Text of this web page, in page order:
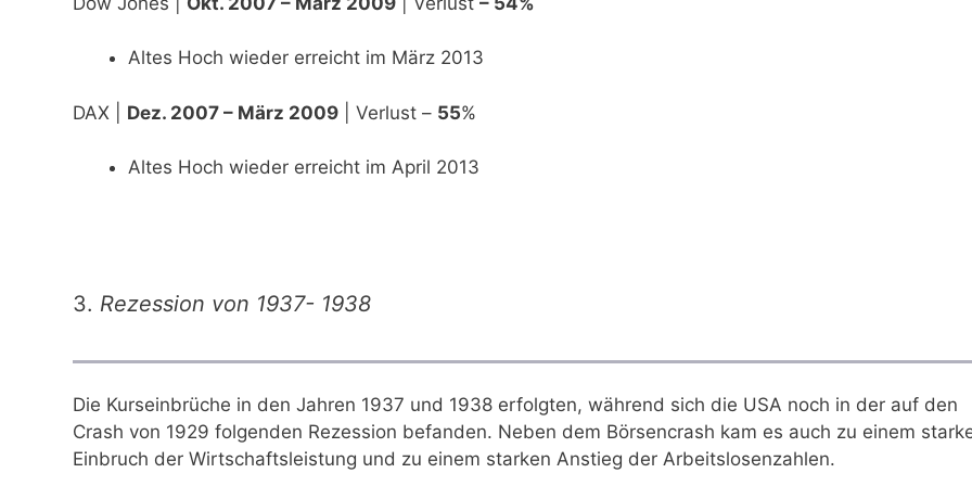
Altes Hoch wieder erreicht im März 2013
DAX | Dez. 2007 – März 2009 | Verlust – 55%
Altes Hoch wieder erreicht im April 2013
3. Rezession von 1937- 1938
Die Kurseinbrüche in den Jahren 1937 und 1938 erfolgten, während sich die USA noch in der auf den
Crash von 1929 folgenden Rezession befanden. Neben dem Börsencrash kam es auch zu einem
Einbruch der Wirtschaftsleistung und zu einem starken Anstieg der Arbeitslosenzahlen.